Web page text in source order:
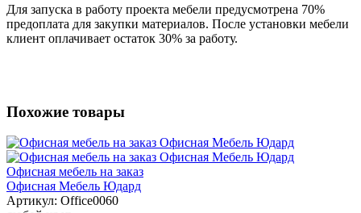
Для запуска в работу проекта мебели предусмотрена 70%
предоплата для закупки материалов. После установки мебели
клиент оплачивает остаток 30% за работу.
Похожие товары
Офисная мебель на заказ
Офисная Мебель Юдард
Артикул: Office0060